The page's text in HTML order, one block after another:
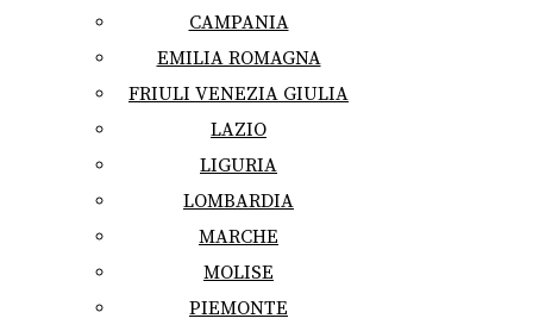
CAMPANIA
EMILIA ROMAGNA
FRIULI VENEZIA GIULIA
LAZIO
LIGURIA
LOMBARDIA
MARCHE
MOLISE
PIEMONTE